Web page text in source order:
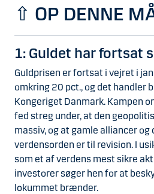
⇧ OP DENNE
1: Guldet har fortsat
Guldprisen er fortsat i vejret i
omkring 20 pct., og det handler
Kongeriget Danmark. Kampen
fed streg under, at den
massiv, og at gamle alliancer og
verdensorden er til revision. I
som et af verdens mest sikre
investorer søger hen for at
lokummet brænder.